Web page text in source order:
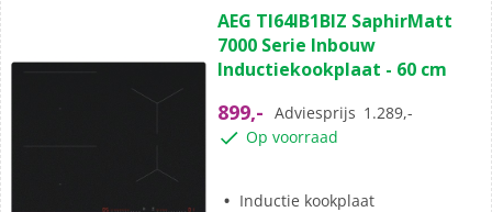
van
de
5
24
beoordelingen
AEG TI64IB1BIZ SaphirMatt
7000 Serie Inbouw
Inductiekookplaat - 60 cm
899,- Adviesprijs 1.289,-
Op voorraad
Inductie kookplaat